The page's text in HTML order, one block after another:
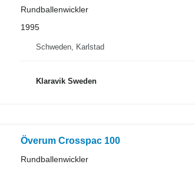
Rundballenwickler
1995
Schweden, Karlstad
Klaravik Sweden
Överum Crosspac 100
Rundballenwickler